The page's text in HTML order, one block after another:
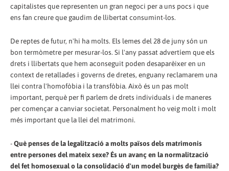
capitalistes que representen un gran negoci per a uns pocs i que
ens fan creure que gaudim de llibertat consumint-los.
De reptes de futur, n'hi ha molts. Els lemes del 28 de juny són un
bon termòmetre per mesurar-los. Si l'any passat advertíem que els
drets i llibertats que hem aconseguit poden desaparèixer en un
context de retallades i governs de dretes, enguany reclamarem una
llei contra l'homofòbia i la transfòbia. Això és un pas molt
important, perquè per fi parlem de drets individuals i de maneres
per començar a canviar societat. Personalment ho veig molt i molt
més important que la llei del matrimoni.
-Què penses de la legalització a molts països dels matrimonis
entre persones del mateix sexe? És un avanç en la normalització
del fet homosexual o la consolidació d'un model burgès de família?